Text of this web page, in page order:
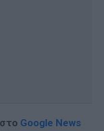
Google News